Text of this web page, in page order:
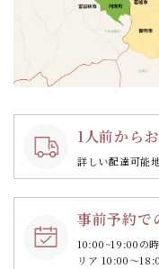
1人前から
詳しい配達可能
事前予約で
10:00~19:00の
リア 10:00～